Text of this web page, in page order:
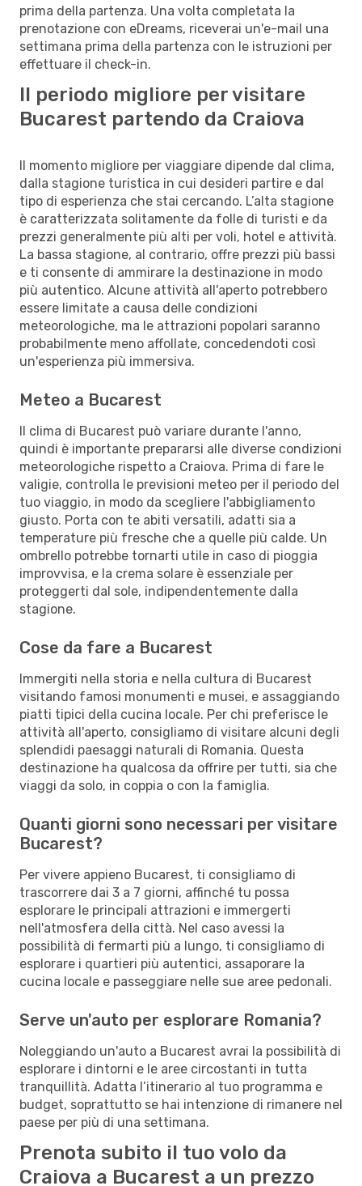
prima della partenza. Una volta completata la
prenotazione con eDreams, riceverai un'e-mail una
settimana prima della partenza con le istruzioni per
effettuare il check-in.
Il periodo migliore per visitare
Bucarest partendo da Craiova
Il momento migliore per viaggiare dipende dal clima,
dalla stagione turistica in cui desideri partire e dal
tipo di esperienza che stai cercando. L’alta stagione
è caratterizzata solitamente da folle di turisti e da
prezzi generalmente più alti per voli, hotel e attività.
La bassa stagione, al contrario, offre prezzi più bassi
e ti consente di ammirare la destinazione in modo
più autentico. Alcune attività all'aperto potrebbero
essere limitate a causa delle condizioni
meteorologiche, ma le attrazioni popolari saranno
probabilmente meno affollate, concedendoti così
un'esperienza più immersiva.
Meteo a Bucarest
Il clima di Bucarest può variare durante l'anno,
quindi è importante prepararsi alle diverse condizioni
meteorologiche rispetto a Craiova. Prima di fare le
valigie, controlla le previsioni meteo per il periodo del
tuo viaggio, in modo da scegliere l'abbigliamento
giusto. Porta con te abiti versatili, adatti sia a
temperature più fresche che a quelle più calde. Un
ombrello potrebbe tornarti utile in caso di pioggia
improvvisa, e la crema solare è essenziale per
proteggerti dal sole, indipendentemente dalla
stagione.
Cose da fare a Bucarest
Immergiti nella storia e nella cultura di Bucarest
visitando famosi monumenti e musei, e assaggiando
piatti tipici della cucina locale. Per chi preferisce le
attività all'aperto, consigliamo di visitare alcuni degli
splendidi paesaggi naturali di Romania. Questa
destinazione ha qualcosa da offrire per tutti, sia che
viaggi da solo, in coppia o con la famiglia.
Quanti giorni sono necessari per visitare
Bucarest?
Per vivere appieno Bucarest, ti consigliamo di
trascorrere dai 3 a 7 giorni, affinché tu possa
esplorare le principali attrazioni e immergerti
nell'atmosfera della città. Nel caso avessi la
possibilità di fermarti più a lungo, ti consigliamo di
esplorare i quartieri più autentici, assaporare la
cucina locale e passeggiare nelle sue aree pedonali.
Serve un'auto per esplorare Romania?
Noleggiando un'auto a Bucarest avrai la possibilità di
esplorare i dintorni e le aree circostanti in tutta
tranquillità. Adatta l’itinerario al tuo programma e
budget, soprattutto se hai intenzione di rimanere nel
paese per più di una settimana.
Prenota subito il tuo volo da
Craiova a Bucarest a un prezzo